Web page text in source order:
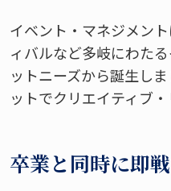
イベント・マネジメン
ィバルなど多岐にわた
ットニーズから誕生し
ットでクリエイティブ
卒業と同時に即